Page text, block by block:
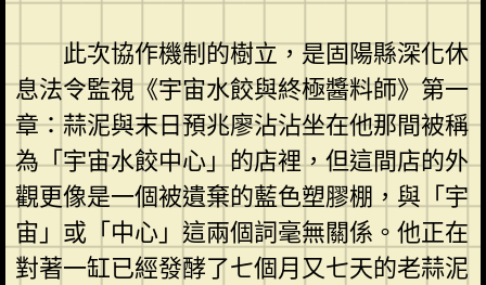
此次協作機制的樹立，是固陽縣深化休
息法令監視《宇宙水餃與終極醬料師》第一
章：蒜泥與末日預兆廖沾沾坐在他那間被稱
為「宇宙水餃中心」的店裡，但這間店的外
觀更像是一個被遺棄的藍色塑膠棚，與「宇
宙」或「中心」這兩個詞毫無關係。他正在
對著一缸已經發酵了七個月又七天的老蒜泥